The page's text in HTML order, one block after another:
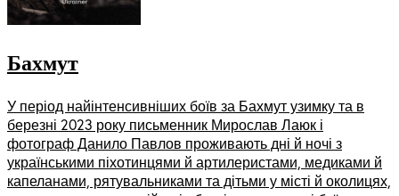
Бахмут
У період найінтенсивніших боїв за Бахмут узимку та в
березні 2023 року письменник Мирослав Лаюк і
фотограф Данило Павлов проживають дні й ночі з
українськими піхотинцями й артилеристами, медиками й
капеланами, рятувальниками та дітьми у місті й околицях,